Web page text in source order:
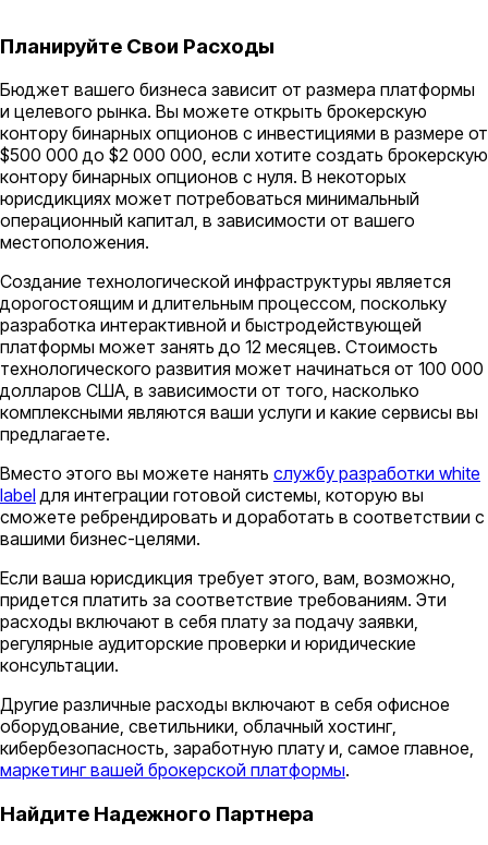
Планируйте Свои Расходы
Бюджет вашего бизнеса зависит от размера платформы
и целевого рынка. Вы можете открыть брокерскую
контору бинарных опционов с инвестициями в размере от
$500 000 до $2 000 000, если хотите создать брокерскую
контору бинарных опционов с нуля. В некоторых
юрисдикциях может потребоваться минимальный
операционный капитал, в зависимости от вашего
местоположения.
Создание технологической инфраструктуры является
дорогостоящим и длительным процессом, поскольку
разработка интерактивной и быстродействующей
платформы может занять до 12 месяцев. Стоимость
технологического развития может начинаться от 100 000
долларов США, в зависимости от того, насколько
комплексными являются ваши услуги и какие сервисы вы
предлагаете.
Вместо этого вы можете нанять службу разработки white
label для интеграции готовой системы, которую вы
сможете ребрендировать и доработать в соответствии с
вашими бизнес-целями.
Если ваша юрисдикция требует этого, вам, возможно,
придется платить за соответствие требованиям. Эти
расходы включают в себя плату за подачу заявки,
регулярные аудиторские проверки и юридические
консультации.
Другие различные расходы включают в себя офисное
оборудование, светильники, облачный хостинг,
кибербезопасность, заработную плату и, самое главное,
маркетинг вашей брокерской платформы.
Найдите Надежного Партнера